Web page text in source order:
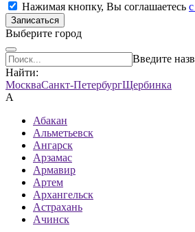
Нажимая кнопку, Вы соглашаетесь
Записаться
Выберите город
Введите
Найти:
МоскваСанкт-ПетербургЩербинка
А
Абакан
Альметьевск
Ангарск
Арзамас
Армавир
Артем
Архангельск
Астрахань
Ачинск